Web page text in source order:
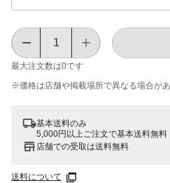
最大注文数は0です
※価格は​店舗や​掲載場所で​異なる​場合が​あ
基本送料のみ
5,000円以上ご注文で基本送料無料
店舗での受取は送料無料
送料について